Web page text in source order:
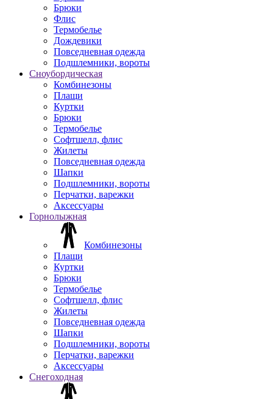
Брюки
Флис
Термобелье
Дождевики
Повседневная одежда
Подшлемники, вороты
Сноубордическая
Комбинезоны
Плащи
Куртки
Брюки
Термобелье
Софтшелл, флис
Жилеты
Повседневная одежда
Шапки
Подшлемники, вороты
Перчатки, варежки
Аксессуары
Горнолыжная
Комбинезоны
Плащи
Куртки
Брюки
Термобелье
Софтшелл, флис
Жилеты
Повседневная одежда
Шапки
Подшлемники, вороты
Перчатки, варежки
Аксессуары
Снегоходная